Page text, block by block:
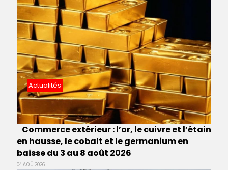
Actualités
Commerce extérieur : l’or, le cuivre et l’étain
en hausse, le cobalt et le germanium en
baisse du 3 au 8 août 2026
04 AOÛ 2026